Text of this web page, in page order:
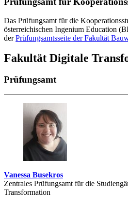
Das Prüfungsamt für die
österreichischen Ingenium Education
derPrüfungsamtsseite der Fakultät
Fakultät Digitale
Prüfungsamt
Vanessa Busekros
Zentrales Prüfungsamt für die
Transformation